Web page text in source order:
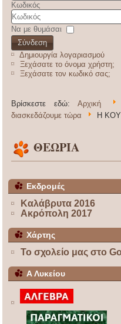
Κωδικός
Να με θυμάσαι
Σύνδεση
Δημιουργία λογαριασμού
Ξεχάσατε το όνομα χρήστη;
Ξεχάσατε τον κωδικό σας;
Βρίσκεστε εδώ: Αρχική
διασκεδάζουμε τώρα
Η
ΘΕΩΡΙΑ
Εκδρομές
Καλάβρυτα 2016
Ακρόπολη 2017
Χάρτης
Το σχολείο μας στο
Α Λυκείου